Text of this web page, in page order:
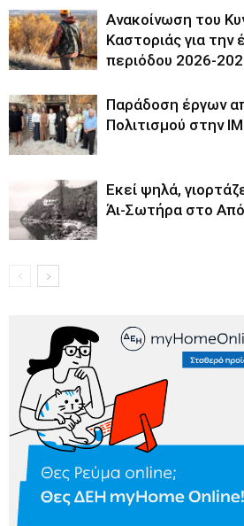
Ανακοίνωση του
Καστοριάς για την
περιόδου 2026-
Παράδοση έργων
Πολιτισμού στην
Εκεί ψηλά,
Άι-Σωτήρα στο